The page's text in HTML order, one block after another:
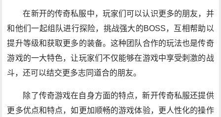
在新开的传奇私服中，玩家们可以认识更多的朋友，并
和他们一起组队进行探险，挑战强大的BOSS，互相帮助以
提升等级和获取更多的装备。这种团队合作的玩法也是传奇
游戏的一大特色，让玩家们不仅能够在游戏中享受刺激的战
斗，还可以结交更多志同道合的朋友。
除了传奇游戏在自身方面的特点，新开传奇私服还提供
更多优点和特点，如更加顺畅的游戏体验，更人性化的操作